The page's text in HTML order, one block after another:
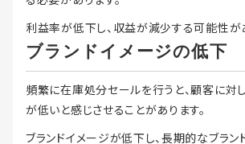
利益率が低下し、収益が減少する可能性が
ブランドイメージの低下
頻繁に在庫処分セールを行うと、顧客に対
が低いと感じさせることがあります。
ブランドイメージが低下し、長期的なブラ